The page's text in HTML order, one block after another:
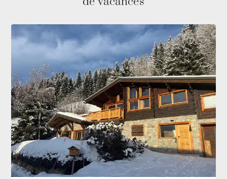
emplacement idéal pour explorer la région et profiter
de toutes les activités de montagne qu'elle a à offrir.
Que vous soyez passionné de ski, de randonnée ou
simplement à la recherche d'une escapade paisible en
montagne, ce chalet aux Gets est l'endroit parfait pour
des vacances inoubliables.